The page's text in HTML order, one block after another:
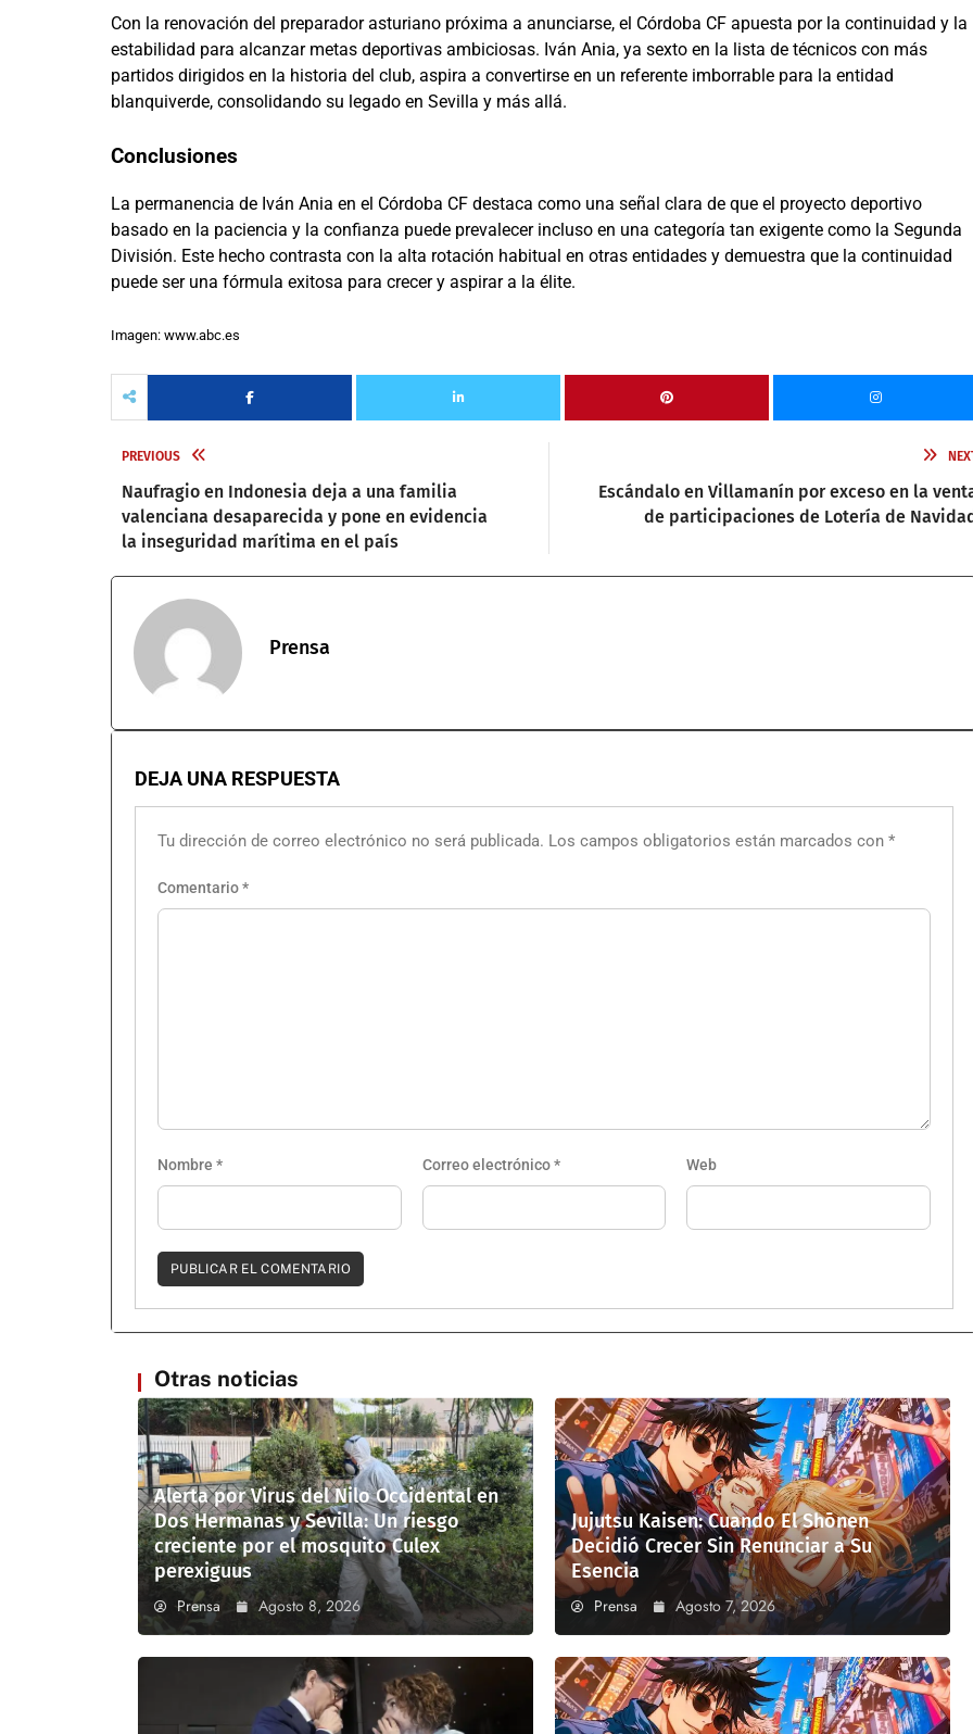
Con la renovación del preparador asturiano próxima a anunciarse, el Córdoba CF apuesta por la continuidad y la
estabilidad para alcanzar metas deportivas ambiciosas. Iván Ania, ya sexto en la lista de técnicos con más
partidos dirigidos en la historia del club, aspira a convertirse en un referente imborrable para la entidad
blanquiverde, consolidando su legado en Sevilla y más allá.
Conclusiones
La permanencia de Iván Ania en el Córdoba CF destaca como una señal clara de que el proyecto deportivo
basado en la paciencia y la confianza puede prevalecer incluso en una categoría tan exigente como la Segunda
División. Este hecho contrasta con la alta rotación habitual en otras entidades y demuestra que la continuidad
puede ser una fórmula exitosa para crecer y aspirar a la élite.
Imagen: www.abc.es
PREVIOUS
Naufragio en Indonesia deja a una familia
valenciana desaparecida y pone en evidencia
la inseguridad marítima en el país
Escándalo en Villamanín por exceso en la
de participaciones de Lotería de Navidad
Prensa
DEJA UNA RESPUESTA
Tu dirección de correo electrónico no será publicada. Los campos obligatorios están marcados con *
Comentario*
Nombre * Correo electrónico* Web
Otras noticias
Alerta por Virus del Nilo Occidental en
Dos Hermanas y Sevilla: Un riesgo
creciente por el mosquito Culex
perexiguus
Prensa Agosto 8, 2026
Jujutsu Kaisen: Cuando El Shōnen
Decidió Crecer Sin Renunciar a Su
Esencia
Prensa Agosto 7, 2026